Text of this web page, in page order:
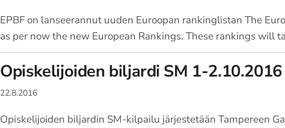
EPBF on lanseerannut uuden Euroopan rankinglistan The
as per now the new European Rankings. These rankings will
Opiskelijoiden biljardi SM 1-2.10.2016
22.8.2016
Opiskelijoiden biljardin SM-kilpailu järjestetään Tampereen